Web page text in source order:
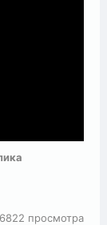
просмотра